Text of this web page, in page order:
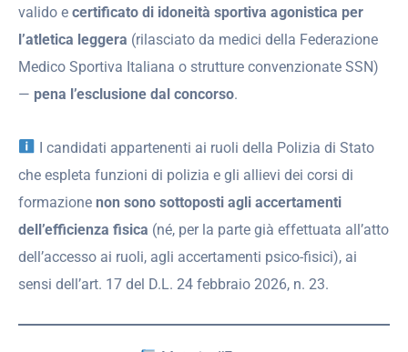
valido e certificato di idoneità sportiva agonistica per
l’atletica leggera (rilasciato da medici della Federazione
Medico Sportiva Italiana o strutture convenzionate SSN)
— pena l’esclusione dal concorso.
I candidati appartenenti ai ruoli della Polizia di Stato
che espleta funzioni di polizia e gli allievi dei corsi di
formazione non sono sottoposti agli accertamenti
dell’efficienza fisica (né, per la parte già effettuata all’atto
dell’accesso ai ruoli, agli accertamenti psico-fisici), ai
sensi dell’art. 17 del D.L. 24 febbraio 2026, n. 23.